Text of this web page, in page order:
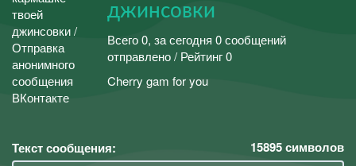
джинсовки
Всего 0, за сегодня 0 сообщений
отправлено / Рейтинг 0
Cherry gam for you
Текст сообщения: 15895символов